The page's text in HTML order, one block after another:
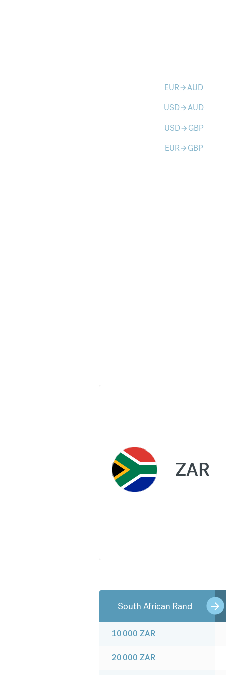
EURarrow_forwardAUD
USDarrow_forwardAUD
USDarrow_forward GBP
EURarrow_forward GBP
ZAR
South African Rand
10 000 ZAR
20 000 ZAR